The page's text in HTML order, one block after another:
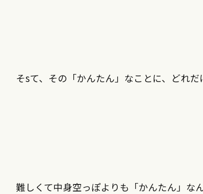
そsて、その「かんたん」なことに、どれ
難しくて中身空っぽよりも「かんたん」な